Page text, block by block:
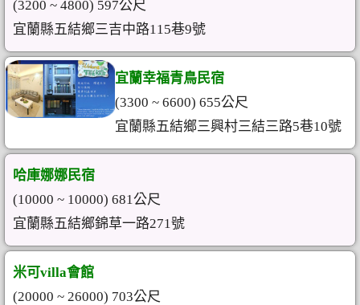
(3200 ~ 4800) 597公尺
宜蘭縣五結鄉三吉中路115巷9號
宜蘭幸福青鳥民宿
(3300 ~ 6600) 655公尺
宜蘭縣五結鄉三興村三結三路5巷10號
哈庫娜娜民宿
(10000 ~ 10000) 681公尺
宜蘭縣五結鄉錦草一路271號
米可villa會館
(20000 ~ 26000) 703公尺